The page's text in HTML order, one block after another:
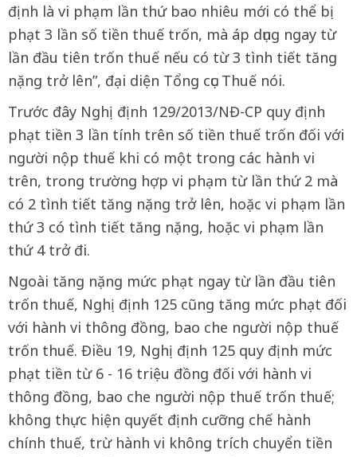
định là vi phạm lần thứ bao nhiêu mới có thể bị
phạt 3 lần số tiền thuế trốn, mà áp dụng ngay từ
lần đầu tiên trốn thuế nếu có từ 3 tình tiết tăng
nặng trở lên”, đại diện Tổng cục Thuế nói.
Trước đây Nghị định 129/2013/NĐ-CP quy định
phạt tiền 3 lần tính trên số tiền thuế trốn đối với
người nộp thuế khi có một trong các hành vi
trên, trong trường hợp vi phạm từ lần thứ 2 mà
có 2 tình tiết tăng nặng trở lên, hoặc vi phạm lần
thứ 3 có tình tiết tăng nặng, hoặc vi phạm lần
thứ 4 trở đi.
Ngoài tăng nặng mức phạt ngay từ lần đầu tiên
trốn thuế, Nghị định 125 cũng tăng mức phạt đối
với hành vi thông đồng, bao che người nộp thuế
trốn thuế. Điều 19, Nghị định 125 quy định mức
phạt tiền từ 6 - 16 triệu đồng đối với hành vi
thông đồng, bao che người nộp thuế trốn thuế;
không thực hiện quyết định cưỡng chế hành
chính thuế, trừ hành vi không trích chuyển tiền